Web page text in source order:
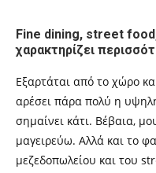
Fine dining, street
χαρακτηρίζει
Εξαρτάται από το χώρο
αρέσει πάρα πολύ η
σημαίνει κάτι. Βέβαια,
μαγειρεύω. Αλλά και το
μεζεδοπωλείου και του